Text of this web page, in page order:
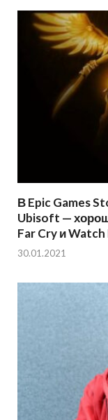
В Epic Games
Ubisoft —
Far Cry и
30.01.2021